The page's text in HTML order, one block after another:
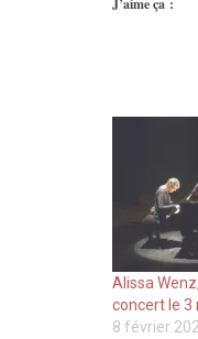
J’aime ça :
Alissa
concert le 3
8 février